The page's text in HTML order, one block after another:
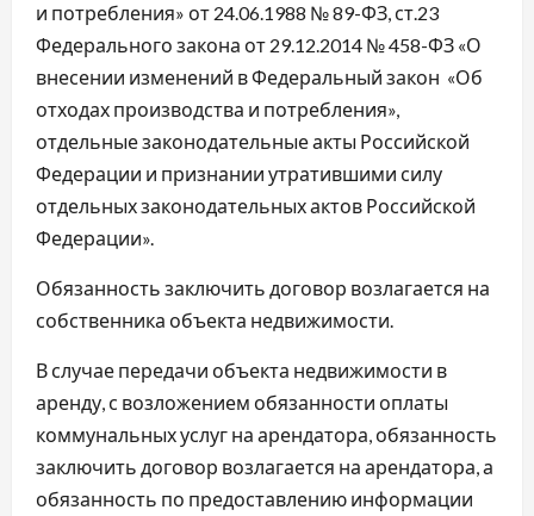
и потребления» от 24.06.1988 № 89-ФЗ, ст.23
Федерального закона от 29.12.2014 № 458-ФЗ «О
внесении изменений в Федеральный закон «Об
отходах производства и потребления»,
отдельные законодательные акты Российской
Федерации и признании утратившими силу
отдельных законодательных актов Российской
Федерации».
Обязанность заключить договор возлагается на
собственника объекта недвижимости.
В случае передачи объекта недвижимости в
аренду, с возложением обязанности оплаты
коммунальных услуг на арендатора, обязанность
заключить договор возлагается на арендатора, а
обязанность по предоставлению информации